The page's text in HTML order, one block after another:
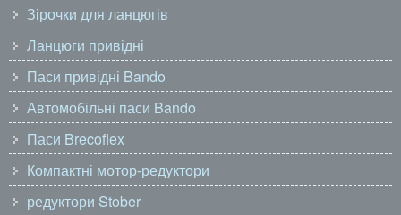
Зірочки для ланцюгів
Ланцюги привідні
Паси привідні Bando
Автомобільні паси Bando
Паси Brecoflex
Компактні мотор-редуктори
редуктори Stober